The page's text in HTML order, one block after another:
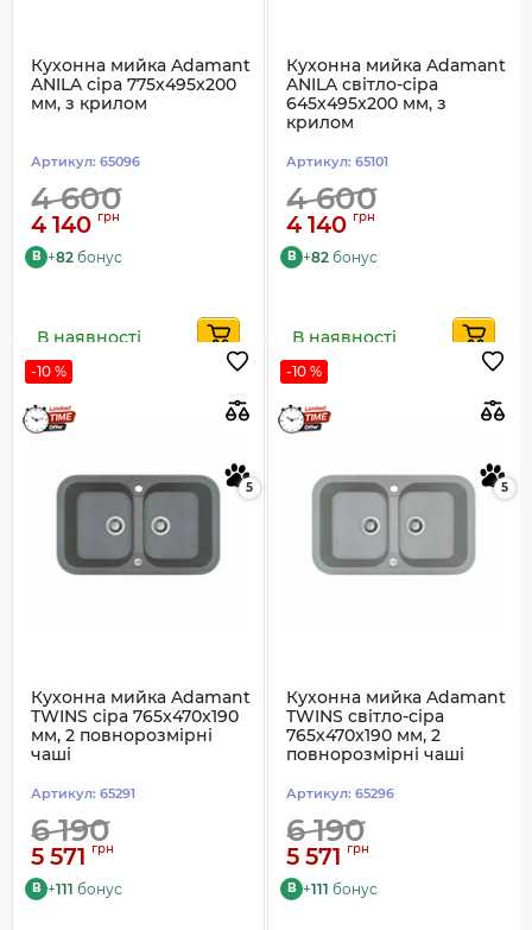
Кухонна мийка Adamant
ANILA сіра 775x495x200
мм, з крилом
Артикул: 65096
4 600
4 140 грн
B +82 бонус
В наявності
Кухонна мийка Adamant
ANILA світло-сіра
645x495x200 мм, з
крилом
Артикул: 65101
4 600
4 140 грн
B +82 бонус
В наявності
-10 %
5
Кухонна мийка Adamant
TWINS сіра 765x470x190
мм, 2 повнорозмірні
чаші
Артикул: 65291
6 190
5 571 грн
B +111 бонус
-10 %
5
Кухонна мийка Adamant
TWINS світло-сіра
765x470x190 мм, 2
повнорозмірні чаші
Артикул: 65296
6 190
5 571 грн
B +111 бонус